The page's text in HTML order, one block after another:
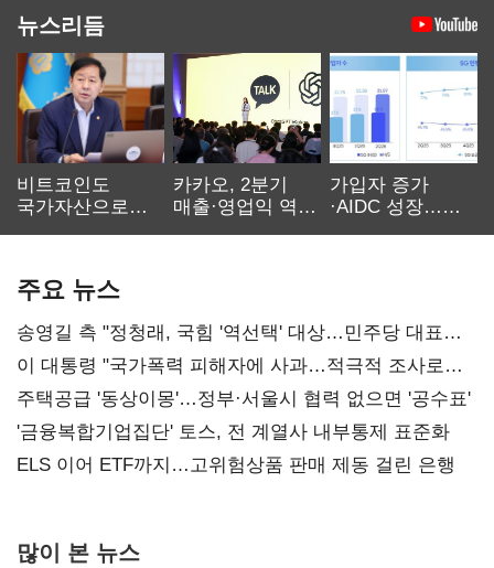
뉴스리듬
비트코인도
국가자산으로…'
카카오, 2분기
매출·영업익 역대
가입자 증가
·AIDC 성장…
주요 뉴스
송영길 측 "정청래, 국힘 '역선택' 대상…민주당 대표로
총선 지휘 못해"
이 대통령 "국가폭력 피해자에 사과…적극적 조사로
진실 밝혀야"
주택공급 '동상이몽'…정부·서울시 협력 없으면 '공수표'
'금융복합기업집단' 토스, 전 계열사 내부통제 표준화
ELS 이어 ETF까지…고위험상품 판매 제동 걸린 은행
많이 본 뉴스